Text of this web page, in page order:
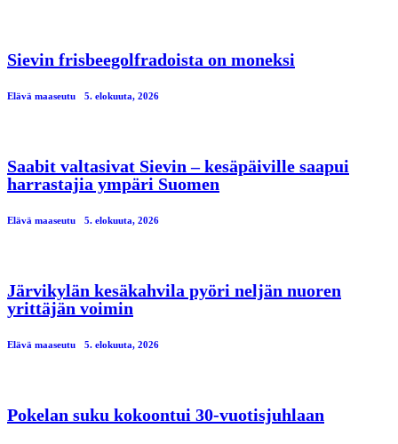
Sievin frisbeegolfradoista on moneksi
Elävä maaseutu 5. elokuuta, 2026
Saabit valtasivat Sievin – kesäpäiville saapui
harrastajia ympäri Suomen
Elävä maaseutu 5. elokuuta, 2026
Järvikylän kesäkahvila pyöri neljän nuoren
yrittäjän voimin
Elävä maaseutu 5. elokuuta, 2026
Pokelan suku kokoontui 30-vuotisjuhlaan